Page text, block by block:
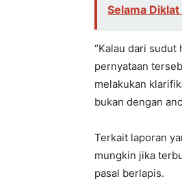
Selama Diklat
“Kalau dari sudut
pernyataan
melakukan
bukan dengan
Terkait laporan
mungkin jika
pasal berlapis.